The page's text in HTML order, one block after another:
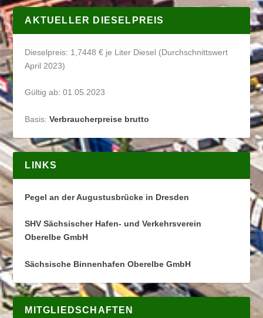
AKTUELLER DIESELPREIS
Dieselpreis: 1,7448 € je Liter Diesel (Durchschnittswert
April 2023)
Gültig ab: 01.05.2023
Basis:Verbraucherpreise brutto
LINKS
Pegel an der Augustusbrücke in Dresden
SHV Sächsischer Hafen- und Verkehrsverein
Oberelbe GmbH
Sächsische Binnenhafen Oberelbe GmbH
MITGLIEDSCHAFTEN